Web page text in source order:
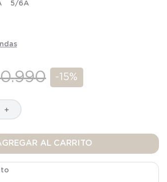
5/6A
.990 -15%
＋
AL CARRITO